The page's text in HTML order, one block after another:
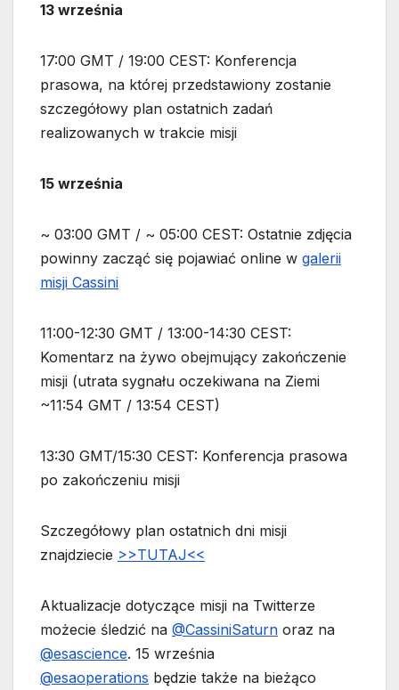
13 września
17:00 GMT / 19:00 CEST: Konferencja
prasowa, na której przedstawiony zostanie
szczegółowy plan ostatnich zadań
realizowanych w trakcie misji
15 września
~ 03:00 GMT / ~ 05:00 CEST: Ostatnie zdjęcia
powinny zacząć się pojawiać online w galerii
misji Cassini
11:00-12:30 GMT / 13:00-14:30 CEST:
Komentarz na żywo obejmujący zakończenie
misji (utrata sygnału oczekiwana na Ziemi
~11:54 GMT / 13:54 CEST)
13:30 GMT/15:30 CEST: Konferencja prasowa
po zakończeniu misji
Szczegółowy plan ostatnich dni misji
znajdziecie >>TUTAJ<<
Aktualizacje dotyczące misji na Twitterze
możecie śledzić na @CassiniSaturn oraz na
@esascience. 15 września
@esaoperations będzie także na bieżąco